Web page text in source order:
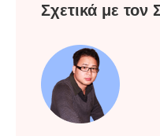
Σχετικά με τον